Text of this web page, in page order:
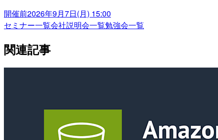
開催前2026年9月7日(月) 15:00
セミナー一覧会社説明会一覧勉強会一覧
関連記事